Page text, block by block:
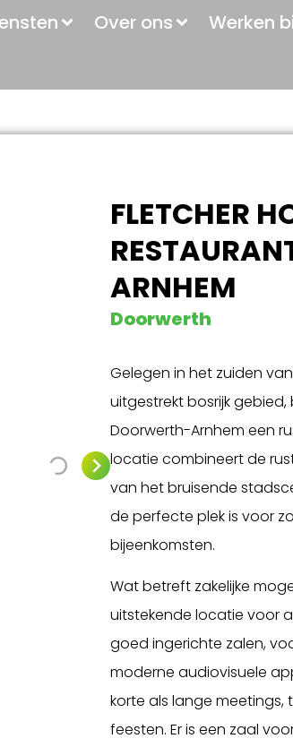
Over ons
Werken
FLETCHER
ARNHEM
Doorwerth
Gelegen in het zuiden
uitgestrekt bosrijk
Doorwerth-Arnhem een
locatie combineert de
van het bruisende
de perfecte plek is voor
bijeenkomsten.
Wat betreft zakelijke
uitstekende locatie voor
goed ingerichte zalen,
moderne audiovisuele
korte als lange meetings,
feesten. Er is een zaal